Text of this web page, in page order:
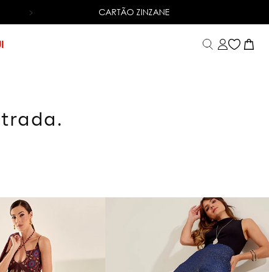
6X SEM JUROSNO CARTÃO DE CRÉDITO
CARTÃO ZINZANE